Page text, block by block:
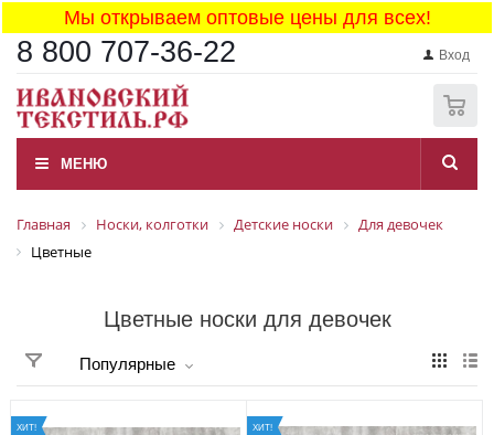
Мы открываем оптовые цены для всех!
8 800 707-36-22 Вход
МЕНЮ
Главная Носки, колготки Детские носки
Для девочек
Цветные
Цветные носки для девочек
Популярные
ХИТ! ХИТ!